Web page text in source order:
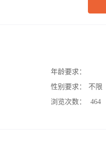
年龄要求：
性别要求：
不限
浏览次数：
464